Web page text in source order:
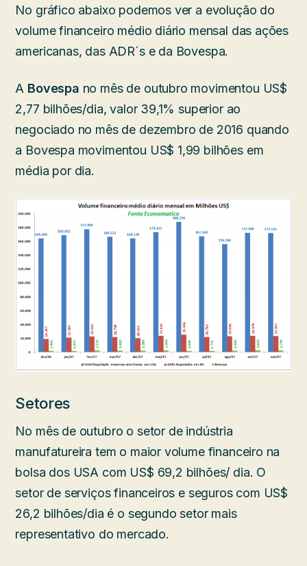
No gráfico abaixo podemos ver a evolução do
volume financeiro médio diário mensal das ações
americanas, das ADR´s e da Bovespa.
A Bovespa no mês de outubro movimentou US$
2,77 bilhões/dia, valor 39,1% superior ao
negociado no mês de dezembro de 2016 quando
a Bovespa movimentou US$ 1,99 bilhões em
média por dia.
Setores
No mês de outubro o setor de indústria
manufatureira tem o maior volume financeiro na
bolsa dos USA com US$ 69,2 bilhões/ dia. O
setor de serviços financeiros e seguros com US$
26,2 bilhões/dia é o segundo setor mais
representativo do mercado.